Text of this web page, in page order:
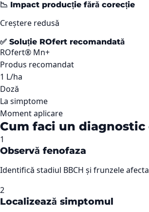
📉 Impact producție fără corecție
Creștere redusă
✅ Soluție ROfert recomandată
ROfert® Mn+
Produs recomandat
1 L/ha
Doză
La simptome
Moment aplicare
Cum faci un diagnostic
1
Observă fenofaza
Identifică stadiul BBCH și frunzele
2
Localizează simptomul